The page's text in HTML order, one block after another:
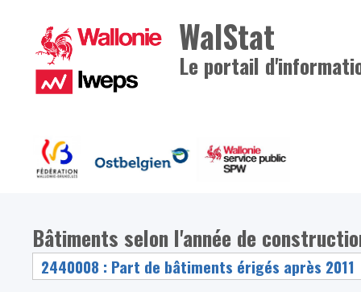
WalStat
Le portail
Bâtiments selon l'année de